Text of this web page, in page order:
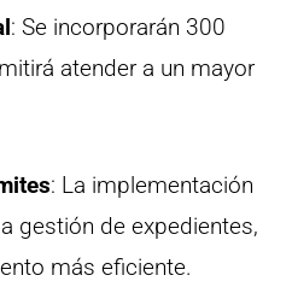
: Se incorporarán 300
atender a un mayor
: La implementación
gestión de expedientes,
más eficiente.